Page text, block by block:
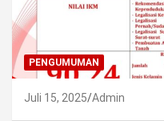
PENGUMUMAN
Juli 15, 2025 Admin